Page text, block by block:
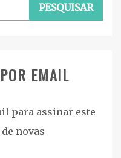
EMAIL
para assinar este
novas